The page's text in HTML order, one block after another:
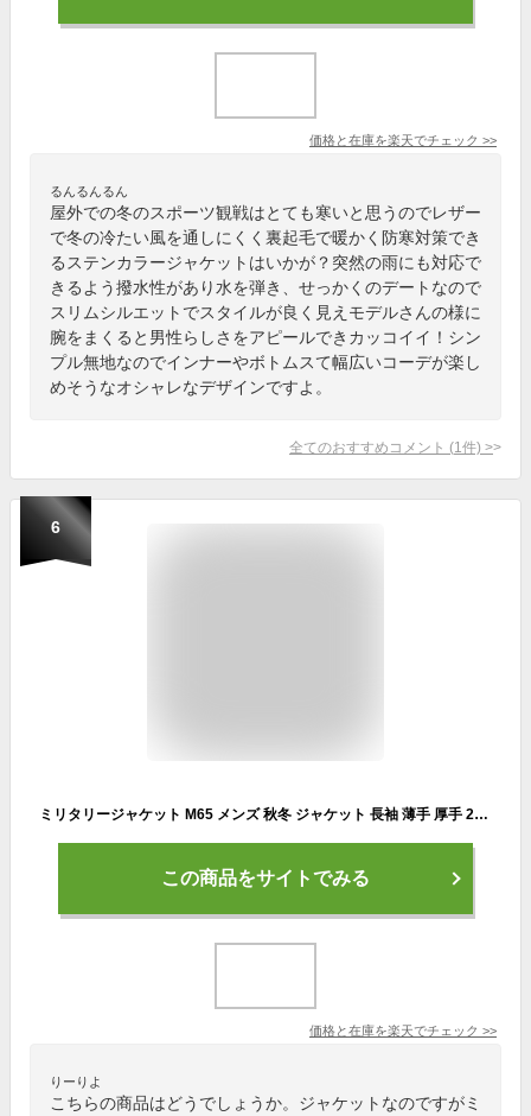
価格と在庫を楽天でチェック >>
るんるんるん
屋外での冬のスポーツ観戦はとても寒いと思うのでレザー
で冬の冷たい風を通しにくく裏起毛で暖かく防寒対策でき
るステンカラージャケットはいかが？突然の雨にも対応で
きるよう撥水性があり水を弾き、せっかくのデートなので
スリムシルエットでスタイルが良く見えモデルさんの様に
腕をまくると男性らしさをアピールできカッコイイ！シン
プル無地なのでインナーやボトムスて幅広いコーデが楽し
めそうなオシャレなデザインですよ。
全てのおすすめコメント (1 件) >
6
ミリタリージャケット M65 メンズ 秋冬 ジャケット 長袖 薄手 厚手 2タイプ 保温 着痩せ 裏起毛 ボア スタンドカラー コットン 防寒 裾リブ 内ポケット グリーン ベージュ ブラック ネイビー ワイン M L LL 3L 4L 5L 6L アウター スタイリッシュ ミリタリー す
この商品をサイトでみる
価格と在庫を楽天でチェック >>
りーりよ
こちらの商品はどうでしょうか。ジャケットなのですがミ